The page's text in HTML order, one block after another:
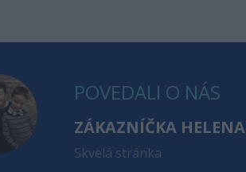
POVEDALI O NÁS
ZÁKAZNÍČKA HELENA
Skvelá stránka